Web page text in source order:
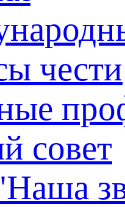
чести
совет